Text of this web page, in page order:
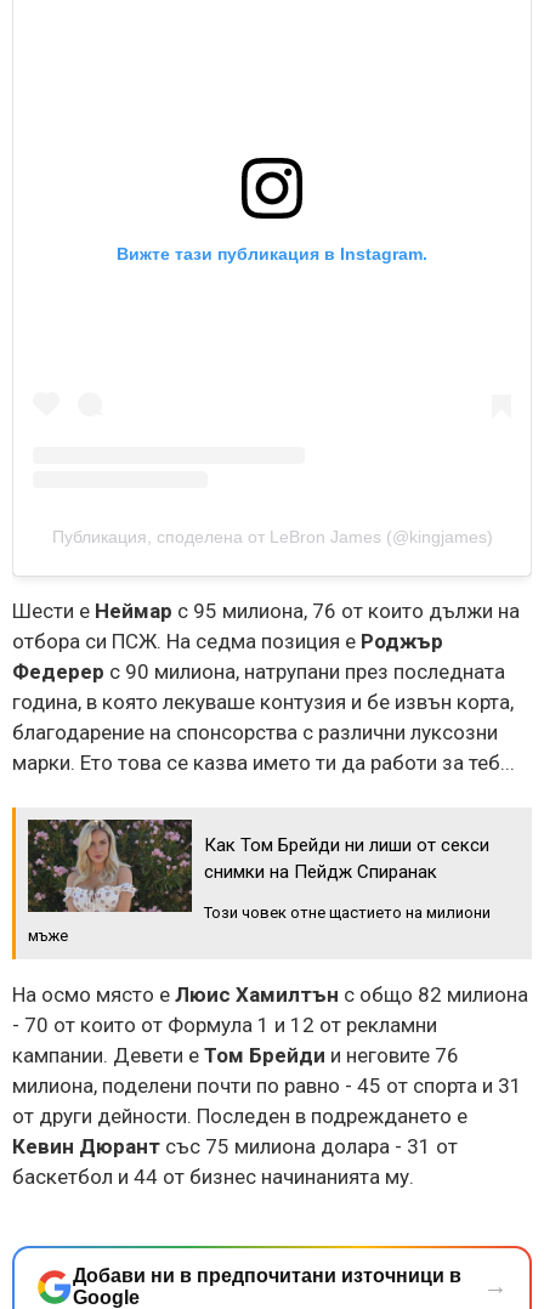
Вижте тази публикация в Instagram.
Публикация, споделена от LeBron James (@kingjames)
Шести е Неймар с 95 милиона, 76 от които дължи на
отбора си ПСЖ. На седма позиция е Роджър
Федерер с 90 милиона, натрупани през последната
година, в която лекуваше контузия и бе извън корта,
благодарение на спонсорства с различни луксозни
марки. Ето това се казва името ти да работи за теб...
Как Том Брейди ни лиши от секси
снимки на Пейдж Спиранак
Този човек отне щастието на милиони
мъже
На осмо място е Люис Хамилтън с общо 82 милиона
- 70 от които от Формула 1 и 12 от рекламни
кампании. Девети е Том Брейди и неговите 76
милиона, поделени почти по равно - 45 от спорта и 31
от други дейности. Последен в подреждането е
Кевин Дюрант със 75 милиона долара - 31 от
баскетбол и 44 от бизнес начинанията му.
Добави ни в предпочитани източници в
Google
→